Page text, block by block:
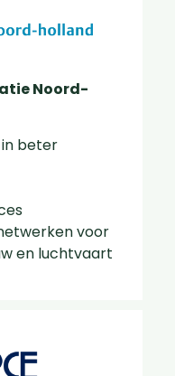
Noord-
beter
voor
en luchtvaart